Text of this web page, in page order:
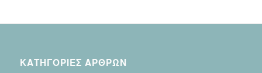
ΚΑΤΗΓΟΡΙΕΣ ΑΡΘΡΩΝ